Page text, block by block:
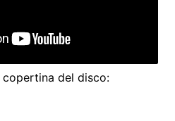
del disco: